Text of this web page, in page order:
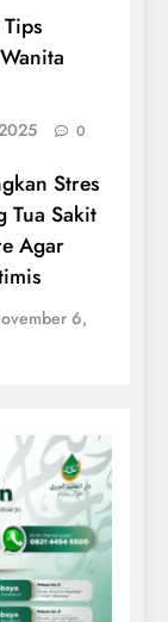
0
Stres
Tua Sakit
Agar
6,